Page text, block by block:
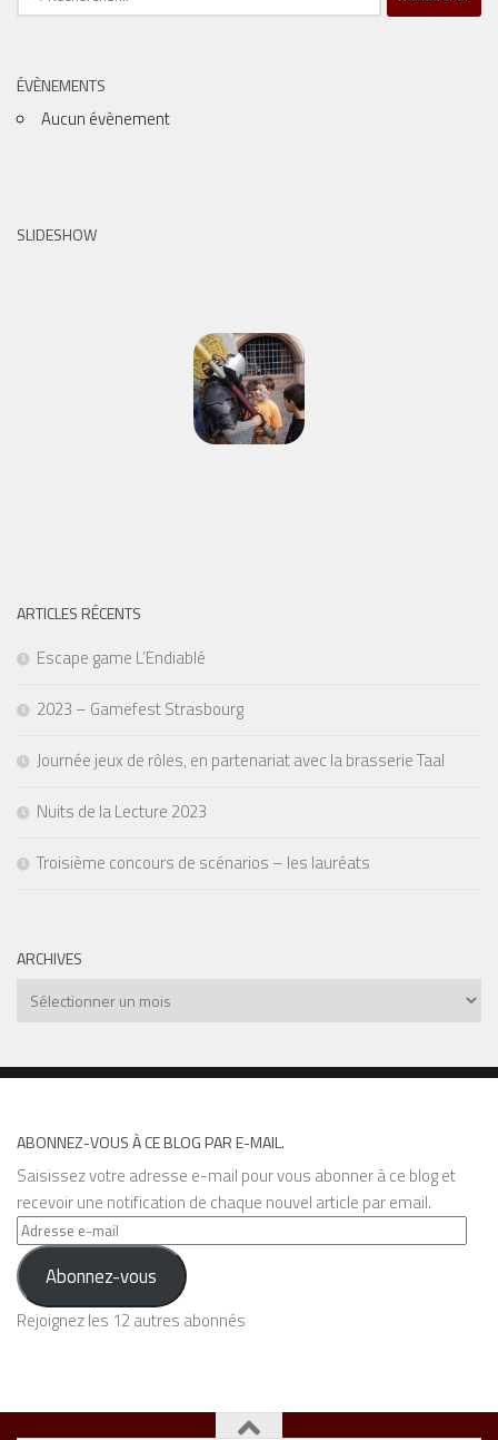
ÉVÈNEMENTS
Aucun évènement
SLIDESHOW
ARTICLES RÉCENTS
Escape game L’Endiablé
2023 – Gamefest Strasbourg
Journée jeux de rôles, en partenariat avec la brasserie Taal
Nuits de la Lecture 2023
Troisième concours de scénarios – les lauréats
ARCHIVES
Archives
ABONNEZ-VOUS À CE BLOG PAR E-MAIL.
Saisissez votre adresse e-mail pour vous abonner à ce blog et
recevoir une notification de chaque nouvel article par email.
Adresse
e-
mail Abonnez-vous
Rejoignez les 12 autres abonnés